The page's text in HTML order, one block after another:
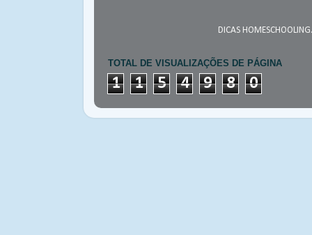
DICAS
TOTAL DE VISUALIZAÇÕES DE PÁGINA
1 1 5 4 9 8 0